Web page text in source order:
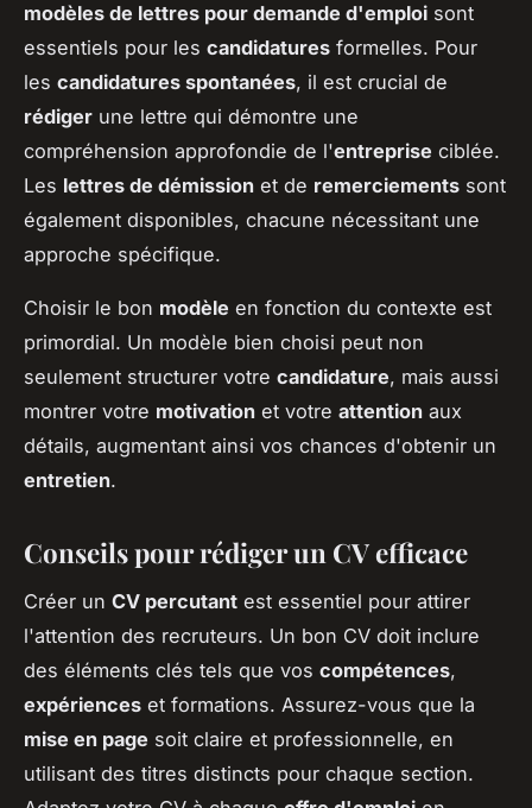
modèles de lettres pour demande d'emploi sont
essentiels pour les candidatures formelles. Pour
les candidatures spontanées, il est crucial de
rédiger une lettre qui démontre une
compréhension approfondie de l'entreprise ciblée.
Les lettres de démission et de remerciements sont
également disponibles, chacune nécessitant une
approche spécifique.
Choisir le bon modèle en fonction du contexte est
primordial. Un modèle bien choisi peut non
seulement structurer votre candidature, mais aussi
montrer votre motivation et votre attention aux
détails, augmentant ainsi vos chances d'obtenir un
entretien.
Conseils pour rédiger un CV efficace
Créer un CV percutant est essentiel pour attirer
l'attention des recruteurs. Un bon CV doit inclure
des éléments clés tels que vos compétences,
expériences et formations. Assurez-vous que la
mise en page soit claire et professionnelle, en
utilisant des titres distincts pour chaque section.